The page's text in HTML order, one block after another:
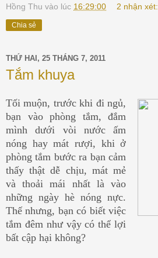
Hồng Thu vào lúc 16:29:00 2 nhận xét:
Chia sẻ
THỨ HAI, 25 THÁNG 7, 2011
Tắm khuya
Tối muộn, trước khi đi ngủ,
bạn vào phòng tắm, đắm
mình dưới vòi nước ấm
nóng hay mát rượi, khi ở
phòng tắm bước ra bạn cảm
thấy thật dễ chịu, mát mẻ
và thoải mái nhất là vào
những ngày hè nóng nực.
Thế nhưng, bạn có biết việc
tắm đêm như vậy có thể lợi
bất cập hại không?